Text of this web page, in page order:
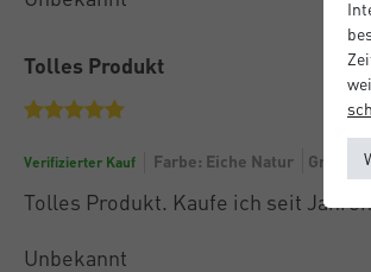
Tolles Produkt
Verifizierter Kauf Farbe: Eiche Natur Größe:
Tolles Produkt. Kaufe ich seit
Unbekannt